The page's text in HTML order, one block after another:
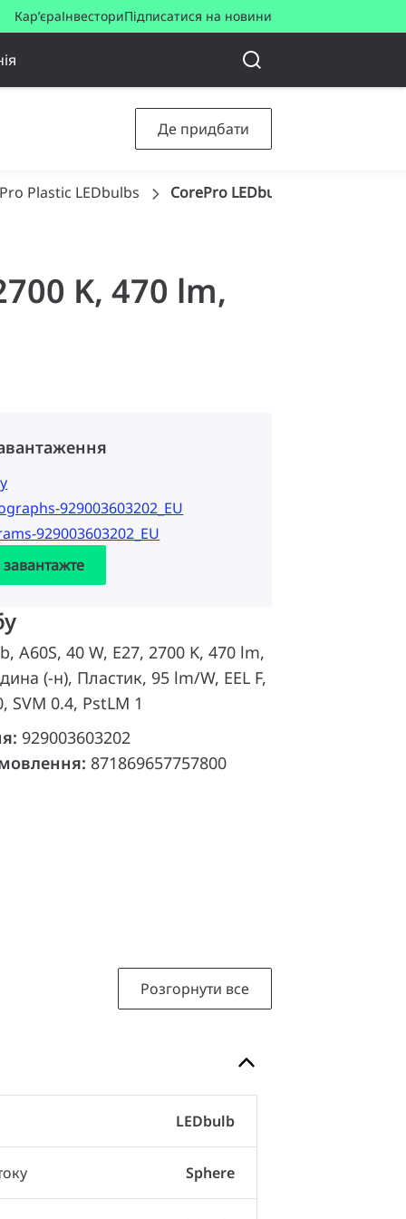
Кар’єраІнвесториПідписатися на новини
Де придбати
Plastic LEDbulbs CorePro LEDbulb ND 4.9-40W A60
K, 470 lm,
929003603202_EU
929003603202_EU
завантажте
A60S, 40 W, E27, 2700 K, 470 lm,
(-н), Пластик, 95 lm/W, EEL F,
SVM 0.4, PstLM 1
929003603202
871869657757800
Розгорнути все
LEDbulb
Sphere